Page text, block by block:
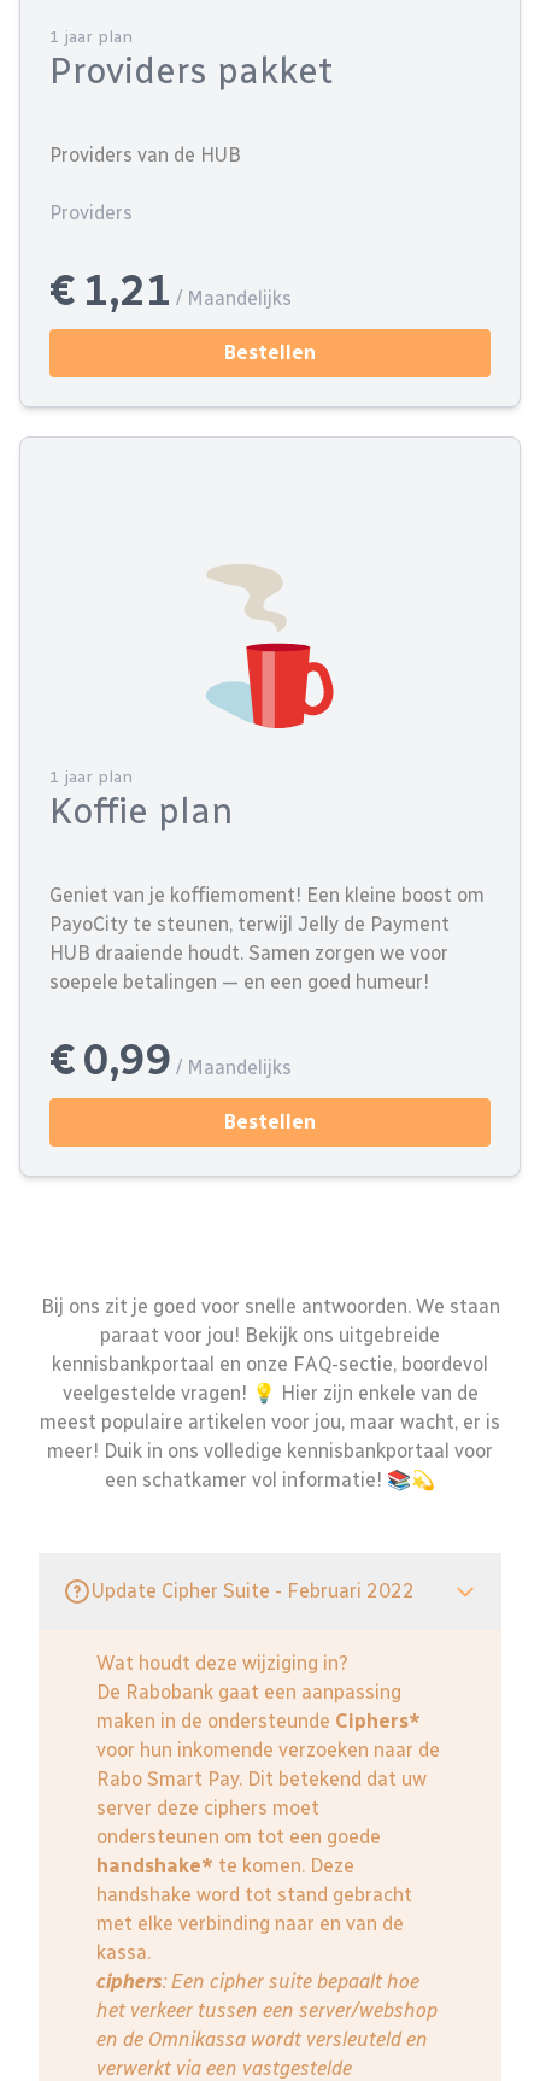
1 jaar plan
Providers pakket
Providers van de HUB
Providers
€ 1,21 / Maandelijks
Bestellen
1 jaar plan
Koffie plan
Geniet van je koffiemoment! Een kleine boost om
PayoCity te steunen, terwijl Jelly de Payment
HUB draaiende houdt. Samen zorgen we voor
soepele betalingen — en een goed humeur!
€ 0,99 / Maandelijks
Bestellen
Bij ons zit je goed voor snelle antwoorden. We staan
paraat voor jou! Bekijk ons uitgebreide
kennisbankportaal en onze FAQ-sectie, boordevol
veelgestelde vragen! 💡 Hier zijn enkele van de
meest populaire artikelen voor jou, maar wacht, er is
meer! Duik in ons volledige kennisbankportaal voor
een schatkamer vol informatie! 📚💫
Update Cipher Suite - Februari 2022
Wat houdt deze wijziging in?
De Rabobank gaat een aanpassing
maken in de ondersteunde Ciphers*
voor hun inkomende verzoeken naar de
Rabo Smart Pay. Dit betekend dat uw
server deze ciphers moet
ondersteunen om tot een goede
handshake* te komen. Deze
handshake word tot stand gebracht
met elke verbinding naar en van de
kassa.
ciphers: Een cipher suite bepaalt hoe
het verkeer tussen een server/webshop
en de Omnikassa wordt versleuteld en
verwerkt via een vastgestelde